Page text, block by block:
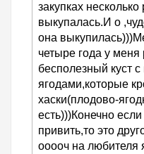
закупках
выкупалась.И о
она
четыре года у меня
бесполезный куст
ягодами,которые
хаски(плодово-
есть)))Конечно
привить,то это
ооооч на любителя